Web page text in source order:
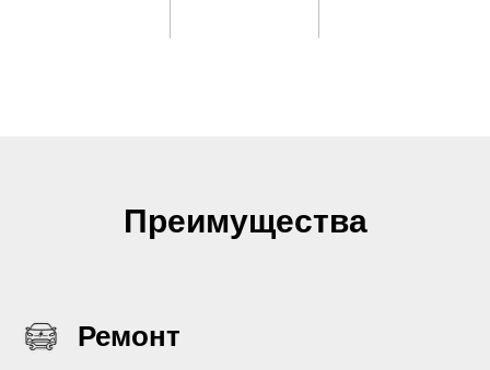
Преимущества
Ремонт